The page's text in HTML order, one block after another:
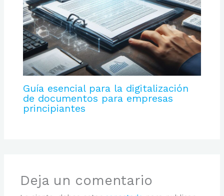
Guía esencial para la digitalización
de documentos para empresas
principiantes
Deja un comentario